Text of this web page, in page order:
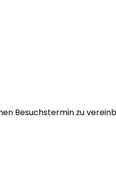
Besuchstermin zu